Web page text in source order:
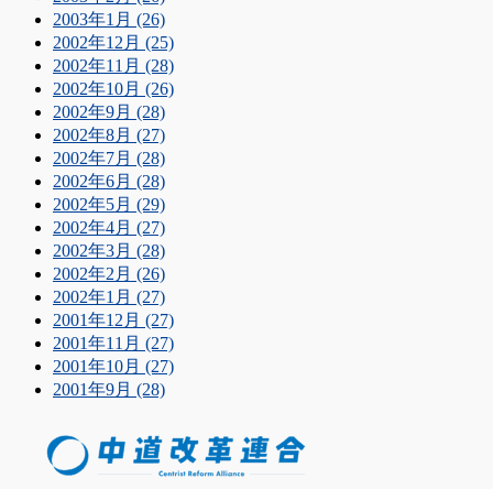
2003年1月 (26)
2002年12月 (25)
2002年11月 (28)
2002年10月 (26)
2002年9月 (28)
2002年8月 (27)
2002年7月 (28)
2002年6月 (28)
2002年5月 (29)
2002年4月 (27)
2002年3月 (28)
2002年2月 (26)
2002年1月 (27)
2001年12月 (27)
2001年11月 (27)
2001年10月 (27)
2001年9月 (28)